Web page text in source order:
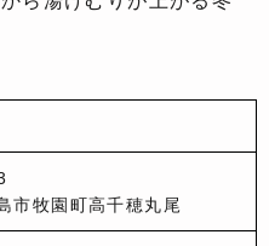
市牧園町高千穂丸尾